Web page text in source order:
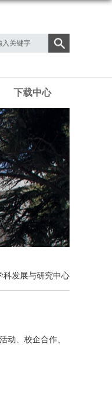
下载中心
科发展与研究中心
动、校企合作、